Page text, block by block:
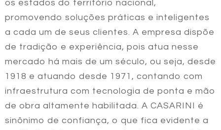
os estados do território nacional,
promovendo soluções práticas e inteligentes
a cada um de seus clientes. A empresa dispõe
de tradição e experiência, pois atua nesse
mercado há mais de um século, ou seja, desde
1918 e atuando desde 1971, contando com
infraestrutura com tecnologia de ponta e mão
de obra altamente habilitada. A CASARINI é
sinônimo de confiança, o que fica evidente a